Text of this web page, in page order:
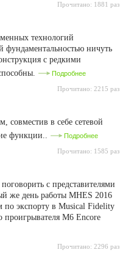
Прочитано: 1881 раз
технологий
фундаментальностью ничуть
с редкими
Подробнее
Прочитано: 2215 раз
совместив в себе сетевой
функции..
Подробнее
Прочитано: 1585 раз
с представителями
же день работы MHES 2016
по экспорту в Musical Fidelity
проигрывателя M6 Encore
Прочитано: 2296 раз